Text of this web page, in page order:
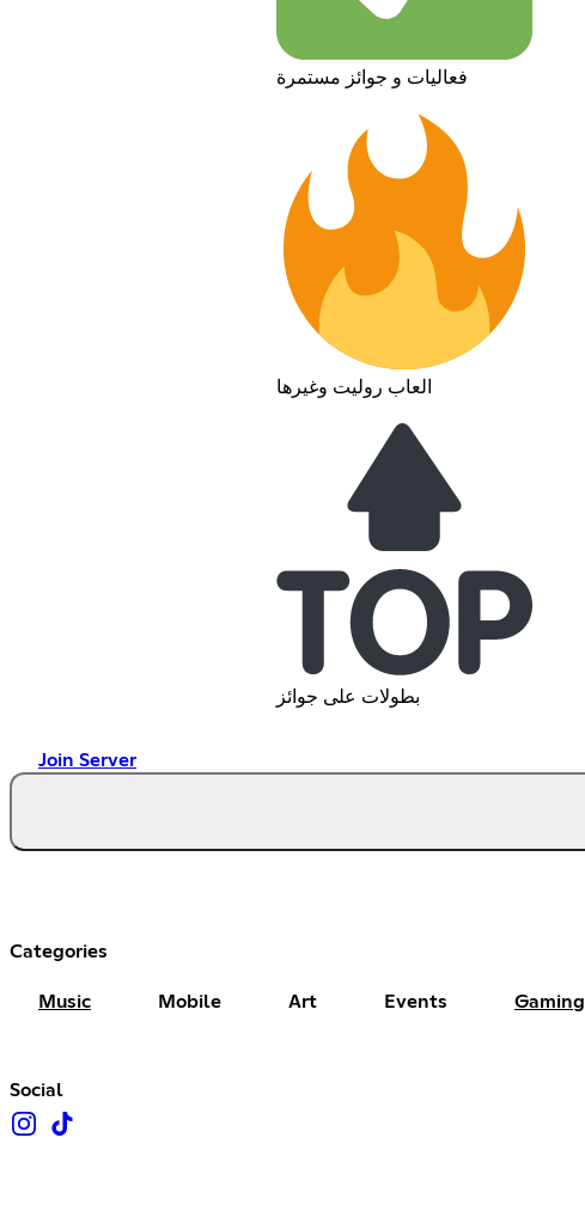
فعاليات و جوائز مستمرة
العاب روليت وغيرها
بطولات على جوائز
Join Server
Categories
Music Mobile Art Events Gaming
Social